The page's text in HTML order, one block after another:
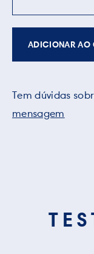
ADICIONAR AO
Tem dúvidas
mensagem